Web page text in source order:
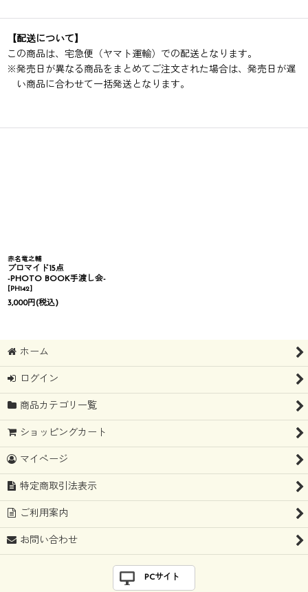
【配送について】
この商品は、宅急便（ヤマト運輸）での配送となります。
※発売日が異なる商品をまとめてご注文された場合は、発売日が遅
い商品に合わせて一括発送となります。
赤名竜之輔
ブロマイド15点
-PHOTO BOOK手渡し会-
[PH142]
3,000円(税込)
ホーム
ログイン
商品カテゴリ一覧
ショッピングカート
マイページ
特定商取引法表示
ご利用案内
お問い合わせ
PCサイト